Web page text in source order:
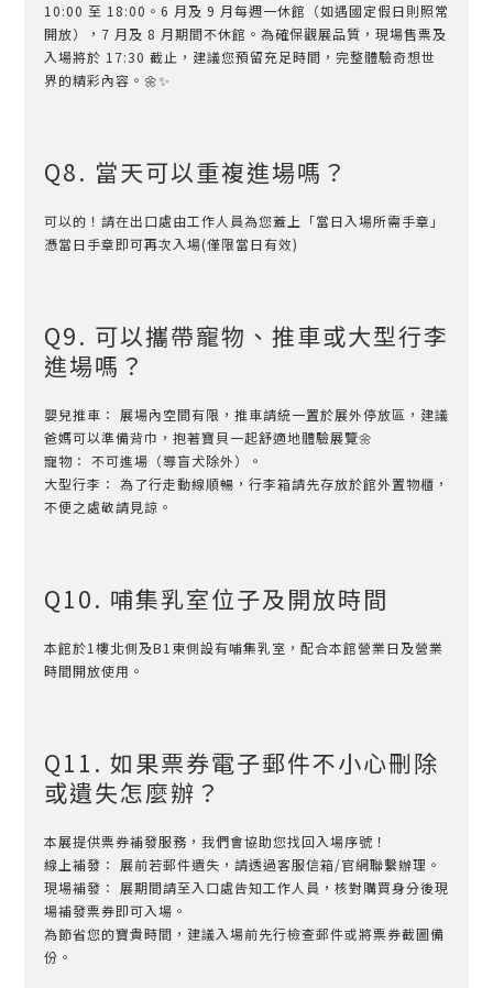
10:00 至 18:00。6 月及 9 月每週一休館（如遇國定假日則照常
開放），7 月及 8 月期間不休館。為確保觀展品質，現場售票及
入場將於 17:30 截止，建議您預留充足時間，完整體驗奇想世
界的精彩內容。🌼✨
Q8. 當天可以重複進場嗎？
可以的！請在出口處由工作人員為您蓋上「當日入場所需手章」
憑當日手章即可再次入場(僅限當日有效)
Q9. 可以攜帶寵物、推車或大型行李
進場嗎？
嬰兒推車： 展場內空間有限，推車請統一置於展外停放區，建議
爸媽可以準備背巾，抱著寶貝一起舒適地體驗展覽🌼
寵物： 不可進場（導盲犬除外）。
大型行李： 為了行走動線順暢，行李箱請先存放於館外置物櫃，
不便之處敬請見諒。
Q10. 哺集乳室位子及開放時間
本館於1樓北側及B1東側設有哺集乳室，配合本館營業日及營業
時間開放使用。
Q11. 如果票券電子郵件不小心刪除
或遺失怎麼辦？
本展提供票券補發服務，我們會協助您找回入場序號！
線上補發： 展前若郵件遺失，請透過客服信箱/官網聯繫辦理。
現場補發： 展期間請至入口處告知工作人員，核對購買身分後現
場補發票券即可入場。
為節省您的寶貴時間，建議入場前先行檢查郵件或將票券截圖備
份。